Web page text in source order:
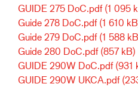
GUIDE 275 DoC.pdf (1 095
Guide 278 DoC.pdf (1 610
Guide 279 DoC.pdf (1 588
Guide 280 DoC.pdf (857 kB)
GUIDE 290W DoC.pdf (931
GUIDE 290W UKCA.pdf